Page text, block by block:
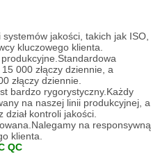
jakości, takich jak ISO,
kluczowego klienta.
000 złączy dziennie, a
złączy dziennie.
bardzo rygorystyczny.Każdy
na naszej linii produkcyjnej, a
kontroli jakości.
na responsywną
klienta.
QC